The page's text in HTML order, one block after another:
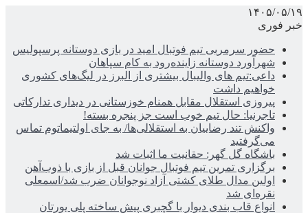
۱۴۰۵/۰۵/۱۹
خبر فوری
حضور سرمربی تیم فوتبال امید در بازی دوستانه پرسپولیس
شهرآورد دوستانه زاینده‌رود به کام سپاهان
داعی:تیم های والیبال بیشتری از البرز در لیگ‌های کشوری
خواهیم داشت
پیروزی استقلال مقابل همنام خوزستانی در دیداری تدارکاتی
تاجرنیا: حال تیم خوب است جز پنجره بسته!
واکنش تند رضاییان به استقلالی‌ها/ به جای اولتیماتوم تماس
می‌گرفتید
باشگاه گل گهر: حقانیت ما اثبات شد
برگزاری تمرین تیم فوتبال جوانان قبل از بازی با ذوب‌آهن
اولین مدال طلای کشتی آزاد نوجوانان ضرب شد/اسمعلی
نقره‌ای شد
انواع قاب بندی دیوار با گچبری پیش ساخته پلی یورتان